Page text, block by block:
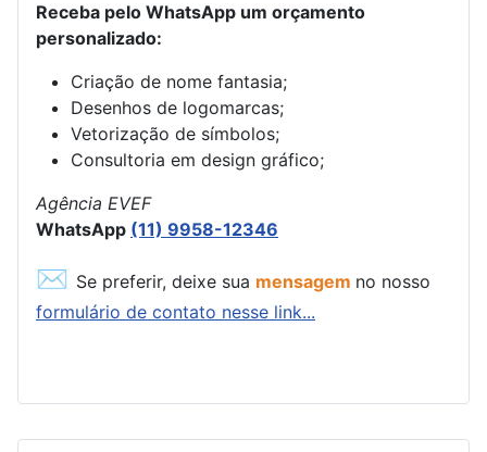
Receba pelo WhatsApp um orçamento
personalizado:
Criação de nome fantasia;
Desenhos de logomarcas;
Vetorização de símbolos;
Consultoria em design gráfico;
Agência EVEF
WhatsApp (11) 9958-12346
✉ Se preferir, deixe sua mensagem no nosso
formulário de contato nesse link...